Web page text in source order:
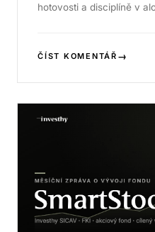
hotovosti a disciplíně v
ČÍST KOMENTÁŘ →